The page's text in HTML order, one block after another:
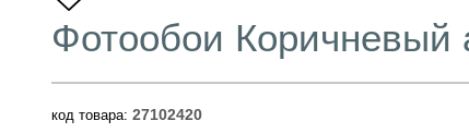
Фотообои Коричневый
код товара: 27102420